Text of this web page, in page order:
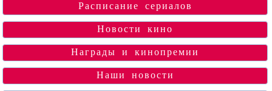
Расписание сериалов
Новости кино
Награды и кинопремии
Наши новости